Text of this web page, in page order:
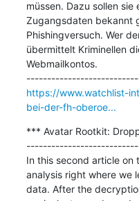
müssen. Dazu sollen
Zugangsdaten bekannt
Phishingversuch. Wer
übermittelt Kriminellen
Webmailkontos.
https://www.watchlist-
bei-der-fh-oberoe...
*** Avatar Rootkit:
In this second article on
analysis right where we
data. After the